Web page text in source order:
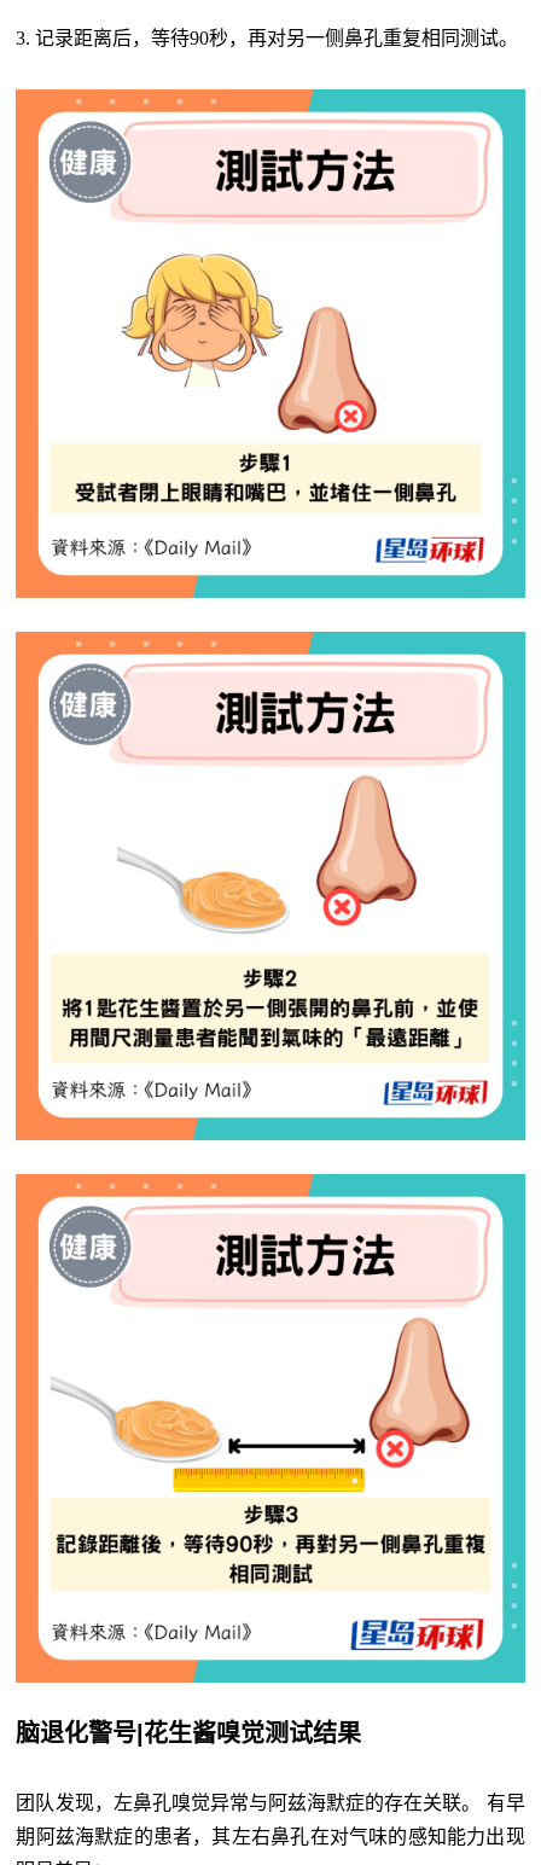
3. 记录距离后，等待90秒，再对另一侧鼻孔重复相同测试。
脑退化警号|花生酱嗅觉测试结果
团队发现，左鼻孔嗅觉异常与阿兹海默症的存在关联。 有早
期阿兹海默症的患者，其左右鼻孔在对气味的感知能力出现